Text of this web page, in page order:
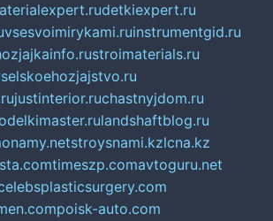
detkiexpert.ru
vsesvoimirykami.ruinstrumentgid.ru
stroimaterials.ru
selskoehozjajstvo.ru
justinterior.ruchastnyjdom.ru
landshaftblog.ru
stroysnami.kzlcna.kz
timeszp.comavtoguru.net
poisk-auto.com